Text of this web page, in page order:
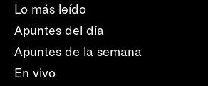
Lo más leído
Apuntes del día
Apuntes de la semana
En vivo